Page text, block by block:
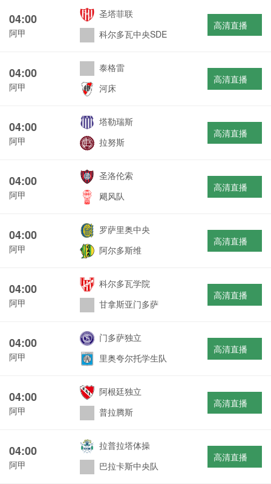
04:00
阿甲
圣塔菲联
科尔多瓦中央SDE
高清直播
04:00
阿甲
泰格雷
河床
高清直播
04:00
阿甲
塔勒瑞斯
拉努斯
高清直播
04:00
阿甲
圣洛伦索
飓风队
高清直播
04:00
阿甲
罗萨里奥中央
阿尔多斯维
高清直播
04:00
阿甲
科尔多瓦学院
甘拿斯亚门多萨
高清直播
04:00
阿甲
门多萨独立
里奥夸尔托学生队
高清直播
04:00
阿甲
阿根廷独立
普拉腾斯
高清直播
04:00
阿甲
拉普拉塔体操
巴拉卡斯中央队
高清直播